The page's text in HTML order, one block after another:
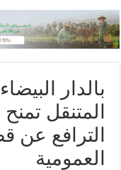
بالدار
المتنقل
الترافع عن
العمومية